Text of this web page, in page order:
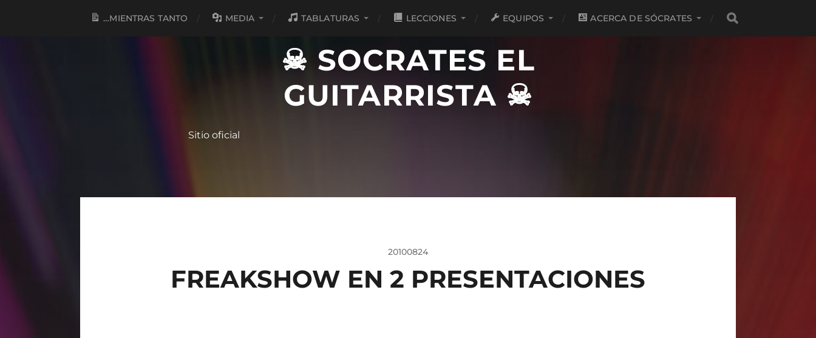
…MIENTRAS TANTO MEDIA TABLATURAS LECCIONES EQUIPOS ACERCA DE SÓCRATES
☠ SOCRATES EL
GUITARRISTA ☠
Sitio oficial
20100824
FREAKSHOW EN 2 PRESENTACIONES